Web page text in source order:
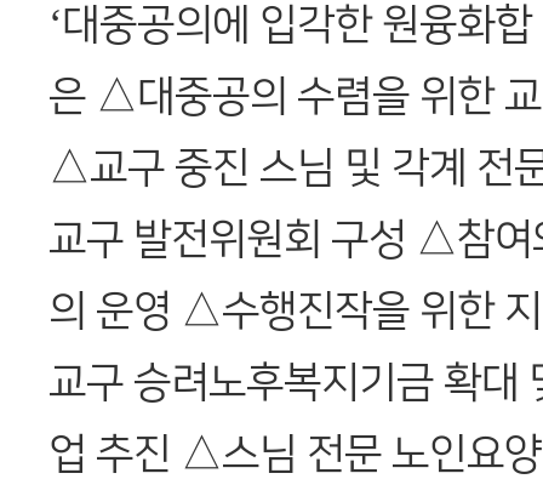
‘대중공의에 입각한 원융화
은 △대중공의 수렴을 위한
△교구 중진 스님 및 각계 전
교구 발전위원회 구성 △참여
의 운영 △수행진작을 위한
교구 승려노후복지기금 확대
업 추진 △스님 전문 노인요